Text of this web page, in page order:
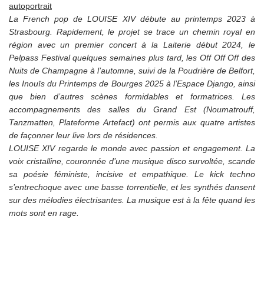
autoportrait
La French pop de LOUISE XIV débute au printemps 2023 à
Strasbourg. Rapidement, le projet se trace un chemin royal en
région avec un premier concert à la Laiterie début 2024, le
Pelpass Festival quelques semaines plus tard, les Off Off Off des
Nuits de Champagne à l’automne, suivi de la Poudrière de Belfort,
les Inouïs du Printemps de Bourges 2025 à l’Espace Django, ainsi
que bien d’autres scènes formidables et formatrices. Les
accompagnements des salles du Grand Est (Noumatrouff,
Tanzmatten, Plateforme Artefact) ont permis aux quatre artistes
de façonner leur live lors de résidences.
LOUISE XIV regarde le monde avec passion et engagement. La
voix cristalline, couronnée d’une musique disco survoltée, scande
sa poésie féministe, incisive et empathique. Le kick techno
s’entrechoque avec une basse torrentielle, et les synthés dansent
sur des mélodies électrisantes. La musique est à la fête quand les
mots sont en rage.